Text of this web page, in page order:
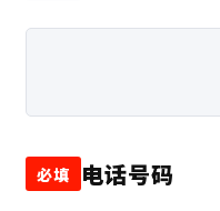
必填 电话号码